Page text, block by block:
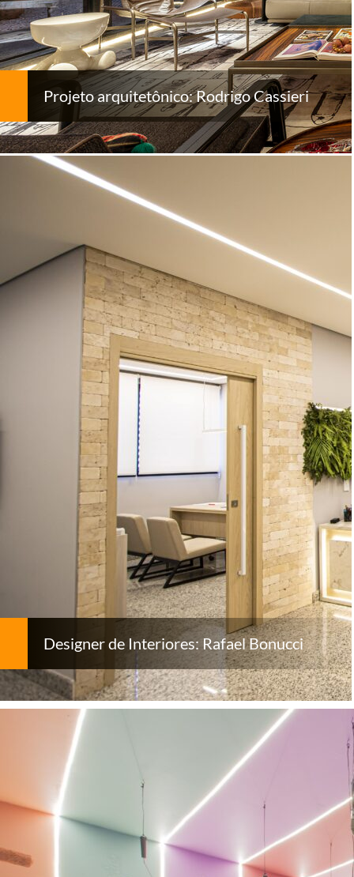
Projeto arquitetônico: Rodrigo Cassieri
Designer de Interiores: Rafael Bonucci